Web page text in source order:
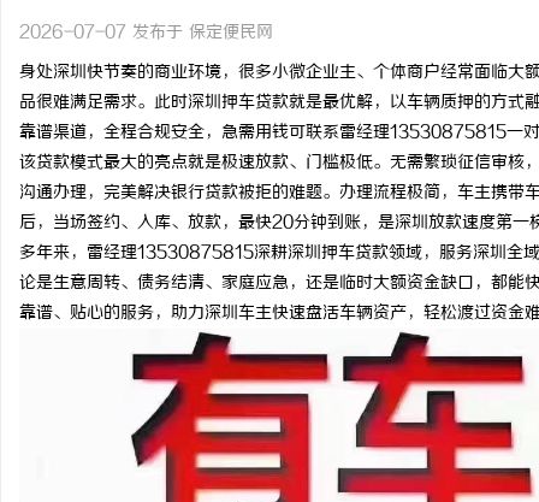
2026-07-07 发布于 保定便民网
身处深圳快节奏的商业环境，很多小微企业主、个体商户经常面临
品很难满足需求。此时深圳押车贷款就是最优解，以车辆质押的方
靠谱渠道，全程合规安全，急需用钱可联系雷经理13530875815一
该贷款模式最大的亮点就是极速放款、门槛极低。无需繁琐征信审
沟通办理，完美解决银行贷款被拒的难题。办理流程极简，车主携
后，当场签约、入库、放款，最快20分钟到账，是深圳放款速度第一
多年来，雷经理13530875815深耕深圳押车贷款领域，服务深圳全
论是生意周转、债务结清、家庭应急，还是临时大额资金缺口，都
靠谱、贴心的服务，助力深圳车主快速盘活车辆资产，轻松渡过资金